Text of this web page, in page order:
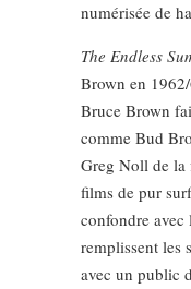
numérisée de
The Endless
Brown en
Bruce Brown
comme Bud
Greg Noll de la
films de pur
confondre avec
remplissent les
avec un public